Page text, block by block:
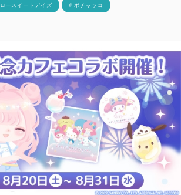
ースイートデイズ # ポチャッコ